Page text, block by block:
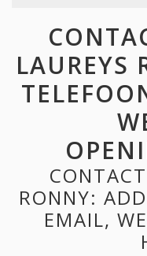
LAUREYS
RONNY:
EMAIL,